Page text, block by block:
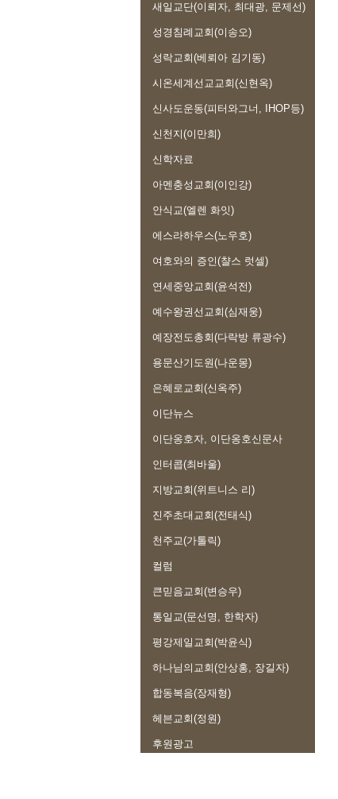
새일교단(이뢰자, 최대광, 문제선)
성경침례교회(이송오)
성락교회(베뢰아 김기동)
시온세계선교교회(신현옥)
신사도운동(피터와그너, IHOP등)
신천지(이만희)
신학자료
아멘충성교회(이인강)
안식교(엘렌 화잇)
에스라하우스(노우호)
여호와의 증인(챨스 럿셀)
연세중앙교회(윤석전)
예수왕권선교회(심재웅)
예장전도총회(다락방 류광수)
용문산기도원(나운몽)
은혜로교회(신옥주)
이단뉴스
이단옹호자, 이단옹호신문사
인터콥(최바울)
지방교회(위트니스 리)
진주초대교회(전태식)
천주교(가톨릭)
컬럼
큰믿음교회(변승우)
통일교(문선명, 한학자)
평강제일교회(박윤식)
하나님의교회(안상홍, 장길자)
합동복음(장재형)
헤븐교회(정원)
후원광고